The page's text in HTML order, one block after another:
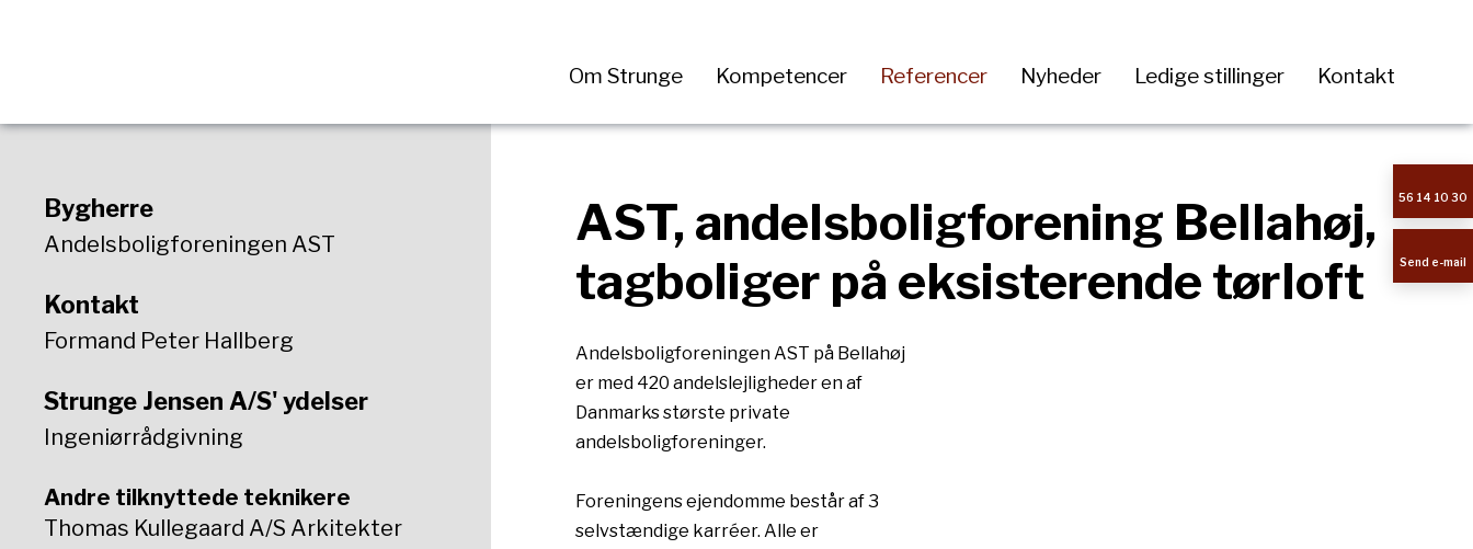
Om Strunge Kompetencer Referencer Nyheder Ledige stillinger Kontakt
Bygherre
Andelsboligforeningen AST
Kontakt
Formand Peter Hallberg
Strunge Jensen A/S' ydelser
Ingeniørrådgivning
Andre tilknyttede teknikere
Thomas Kullegaard A/S Arkitekter
AST, andelsboligforening Bellahøj,
tagboliger på eksisterende tørloft
Andelsboligforeningen AST på Bellahøj
er med 420 andelslejligheder en af
Danmarks største private
andelsboligforeninger.
Foreningens ejendomme består af 3
selvstændige karréer. Alle er
56 14 10 30
Send e-mail